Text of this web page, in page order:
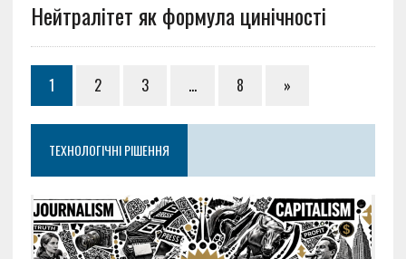
Нейтралітет як формула цинічності
1 2 3 … 8 »
ТЕХНОЛОГІЧНІ РІШЕННЯ